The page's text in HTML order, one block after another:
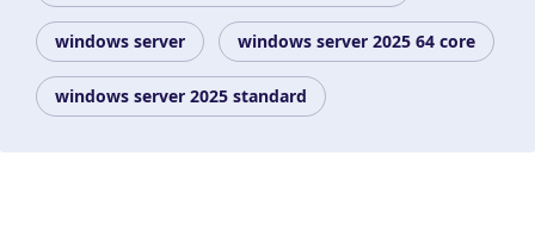
windows server windows server 2025 64 core
windows server 2025 standard